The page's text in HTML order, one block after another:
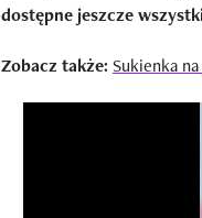
dostępne jeszcze
Zobacz także: Sukienka